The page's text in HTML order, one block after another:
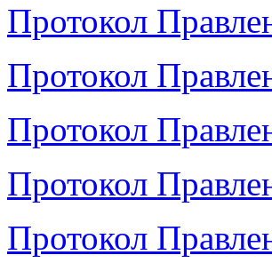
Протокол
Протокол
Протокол
Протокол
Протокол